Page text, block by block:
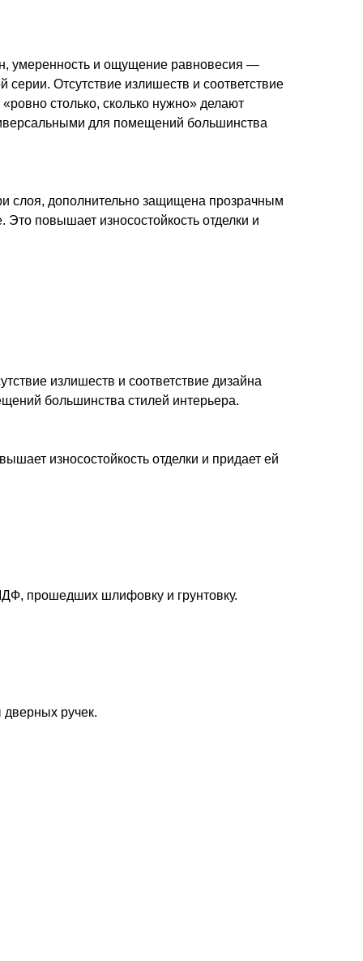
умеренность и ощущение равновесия —
серии. Отсутствие излишеств и соответствие
столько, сколько нужно» делают
для помещений большинства
слоя, дополнительно защищена прозрачным
Это повышает износостойкость отделки и
излишеств и соответствие дизайна
большинства стилей интерьера.
износостойкость отделки и придает ей
прошедших шлифовку и грунтовку.
ручек.